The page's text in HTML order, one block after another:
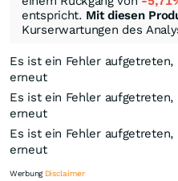
entspricht. Mit diesen
Kurserwartungen des
Es ist ein Fehler
erneut
Es ist ein Fehler
erneut
Es ist ein Fehler
erneut
Werbung Disclaimer